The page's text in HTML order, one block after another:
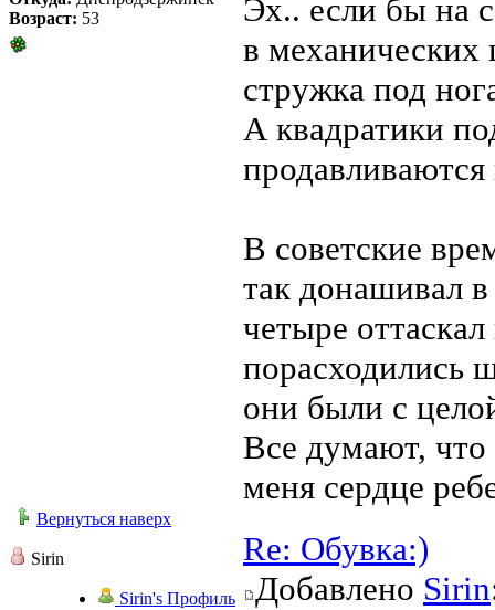
Возраст: 53
Эх.. если бы на
в механических
стружка под
А квадратики
В советские
так донашивал
четыре
порасходились
они были с
Все думают, что
меня сердце
Вернуться наверх
Sirin
Sirin's Профиль
Re: Обувка:)
Добавлено Sirin